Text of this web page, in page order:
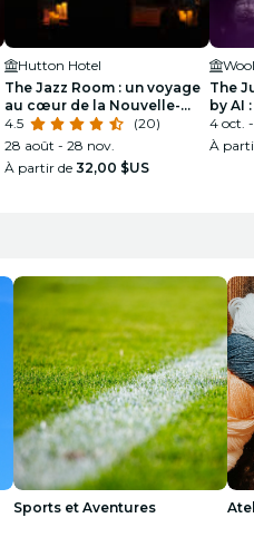
Hutton Hotel
The Jazz Room : un voyage
au cœur de la Nouvelle-
Orléans
4.5
(20)
28 août - 28 nov.
À partir de 32,00 $US
The
by AI
4 oct.
À
Sports et Aventures